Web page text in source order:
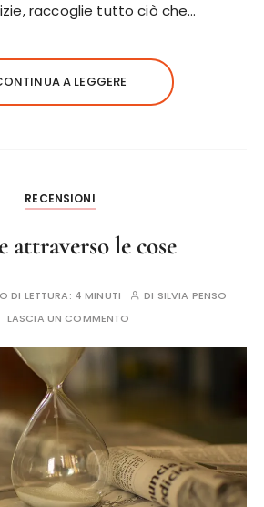
raccoglie tutto ciò che…
A LEGGERE
RECENSIONI
attraverso le cose
DI LETTURA: 4 MINUTI DI SILVIA PENSO
LASCIA UN COMMENTO